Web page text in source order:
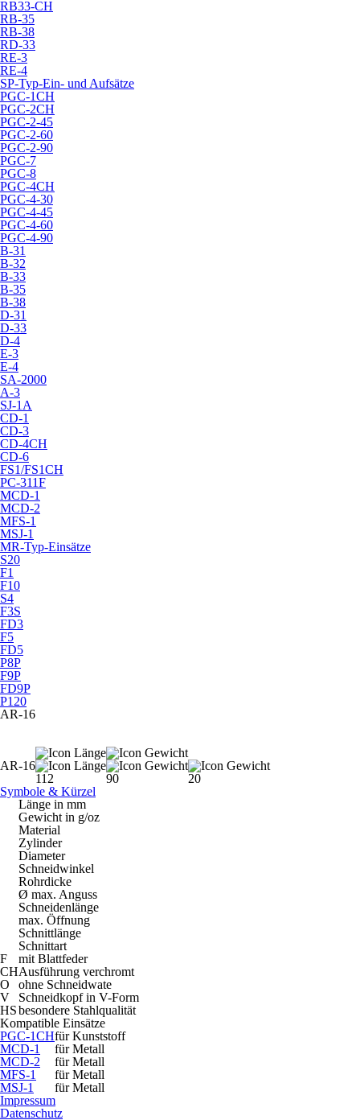
RB33-CH
RB-35
RB-38
RD-33
RE-3
RE-4
SP-Typ-Ein- und Aufsätze
PGC-1CH
PGC-2CH
PGC-2-45
PGC-2-60
PGC-2-90
PGC-7
PGC-8
PGC-4CH
PGC-4-30
PGC-4-45
PGC-4-60
PGC-4-90
B-31
B-32
B-33
B-35
B-38
D-31
D-33
D-4
E-3
E-4
SA-2000
A-3
SJ-1A
CD-1
CD-3
CD-4CH
CD-6
FS1/FS1CH
PC-311F
MCD-1
MCD-2
MFS-1
MSJ-1
MR-Typ-Einsätze
S20
F1
F10
S4
F3S
FD3
F5
FD5
P8P
F9P
FD9P
P120
AR-16
AR-16
112
90
20
Symbole & Kürzel
Länge in mm
Gewicht in g/oz
Material
Zylinder
Diameter
Schneidwinkel
Rohrdicke
Ø max. Anguss
Schneidenlänge
max. Öffnung
Schnittlänge
Schnittart
F
mit Blattfeder
CHAusführung verchromt
O
ohne Schneidwate
V
Schneidkopf in V-Form
HSbesondere Stahlqualität
Kompatible Einsätze
PGC-1CHfür Kunststoff
MCD-1
für Metall
MCD-2
für Metall
MFS-1
für Metall
MSJ-1
für Metall
Impressum
Datenschutz